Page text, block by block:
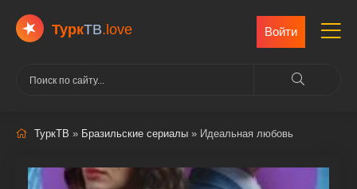
ТуркТВ.love Войти
ТуркТВ » Бразильские сериалы » Идеальная любовь